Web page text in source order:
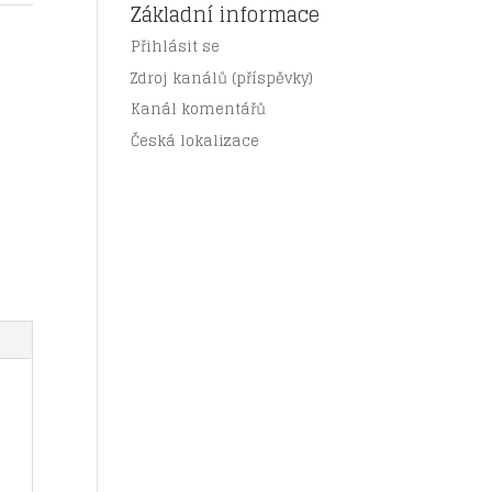
Základní informace
Přihlásit se
Zdroj kanálů (příspěvky)
Kanál komentářů
Česká lokalizace